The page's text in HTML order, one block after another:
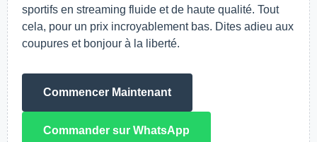
sportifs en streaming fluide et de haute qualité. Tout
cela, pour un prix incroyablement bas. Dites adieu aux
coupures et bonjour à la liberté.
Commencer Maintenant
Commander sur WhatsApp